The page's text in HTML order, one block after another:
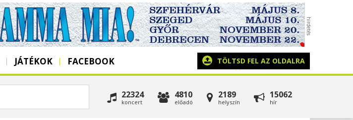
JÁTÉKOK FACEBOOK TÖLTSD FEL AZ OLDALRA
22324
koncert
4810
előadó
2189
helyszín
15062
hír